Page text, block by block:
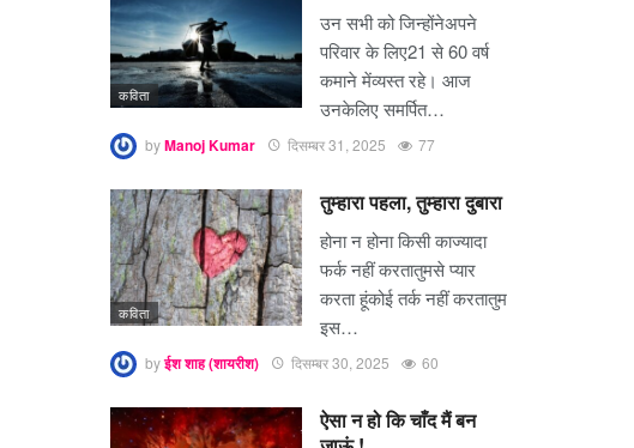
कविता
उन सभी को जिन्होंनेअपने
परिवार के लिए21 से 60 वर्ष
कमाने मेंव्यस्त रहे। आज
उनकेलिए समर्पित…
byManoj Kumar दिसम्बर 31, 2025 77
कविता
तुम्हारा पहला, तुम्हारा दुबारा
होना न होना किसी काज्यादा
फर्क नहीं करतातुमसे प्यार
करता हूंकोई तर्क नहीं करतातुम
इस…
byईश शाह (शायरीश) दिसम्बर 30, 2025 60
ऐसा न हो कि चाँद मैं बन